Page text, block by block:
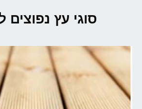
סוגי עץ נפוצים